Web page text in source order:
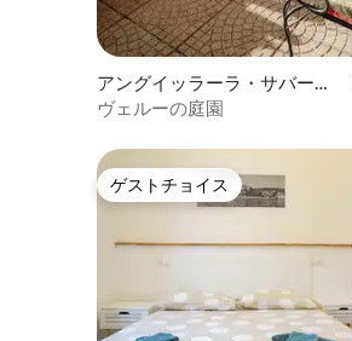
アングイッラーラ・サバーツ
ィアの一軒家
ヴェルーの庭園
ゲストチョイス
ゲストチョイス